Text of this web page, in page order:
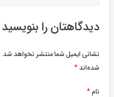
دیدگاهتان را بنویسید
نشانی ایمیل شما منتشر نخواهد شد.
شده‌اند *
نام*